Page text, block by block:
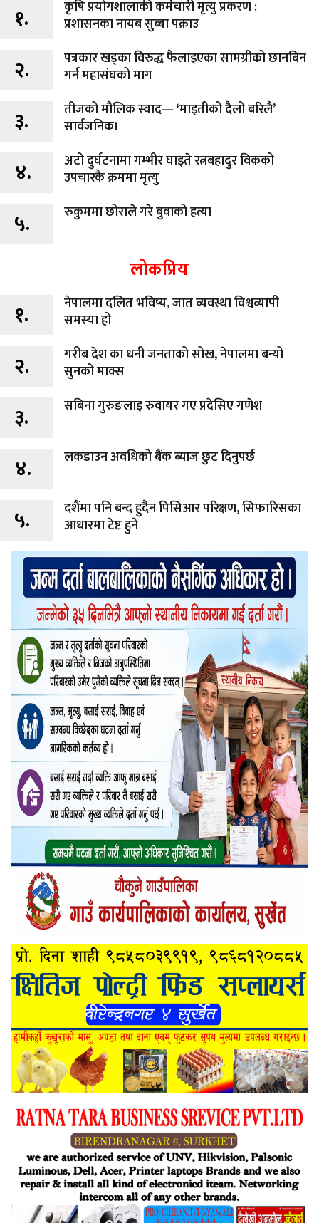
१.
कृषि प्रयोगशालाकी कर्मचारी मृत्यु प्रकरण :
प्रशासनका नायब सुब्बा पक्राउ
२.
पत्रकार खड्का विरुद्ध फैलाइएका सामग्रीको छानबिन
गर्न महासंघको माग
३.
तीजको मौलिक स्वाद— ‘माइतीको दैलो बरिलै’
सार्वजनिक।
४.
अटो दुर्घटनामा गम्भीर घाइते रत्नबहादुर विकको
उपचारकै क्रममा मृत्यु
५. रुकुममा छोराले गरे बुवाको हत्या
लोकप्रिय
१.
नेपालमा दलित भविष्य, जात व्यवस्था विश्वव्यापी
समस्या हो
२.
गरीब देश का धनी जनताको सोख, नेपालमा बन्यो
सुनको माक्स
३. सबिना गुरुङलाइ रुवायर गए प्रदेसिए गणेश
४. लकडाउन अवधिको बैंक ब्याज छुट दिनुपर्छ
५.
दशैंमा पनि बन्द हुदैन पिसिआर परिक्षण, सिफारिसका
आधारमा टेष्ट हुने